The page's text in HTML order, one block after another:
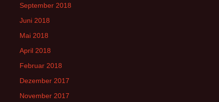
September 2018
Juni 2018
Mai 2018
April 2018
Februar 2018
Dezember 2017
November 2017